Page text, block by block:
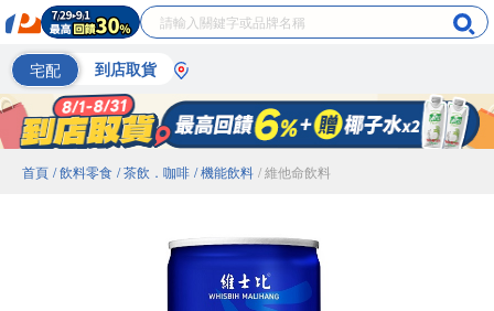
宅配 到店取貨
首頁 / 飲料零食 / 茶飲．咖啡 / 機能飲料 / 維他命飲料